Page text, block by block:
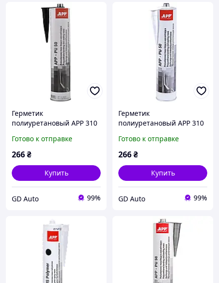
Герметик
полиуретановый APP 310
Готово к отправке
266₴
Купить
GD Auto 99%
Герметик
полиуретановый APP 310
Готово к отправке
266₴
Купить
GD Auto 99%